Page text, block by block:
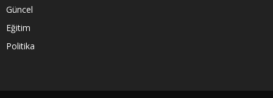
Güncel
Eğitim
Politika